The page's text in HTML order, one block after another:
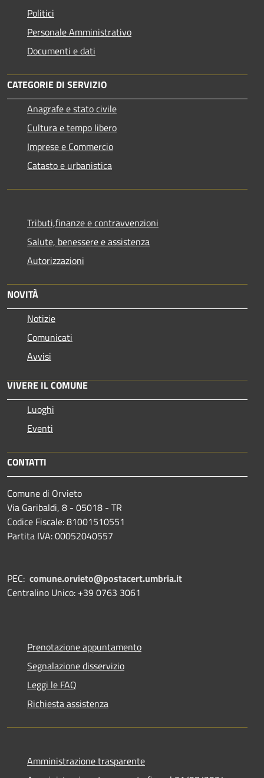
Politici
Personale Amministrativo
Documenti e dati
CATEGORIE DI SERVIZIO
Anagrafe e stato civile
Cultura e tempo libero
Imprese e Commercio
Catasto e urbanistica
Tributi,finanze e contravvenzioni
Salute, benessere e assistenza
Autorizzazioni
NOVITÀ
Notizie
Comunicati
Avvisi
VIVERE IL COMUNE
Luoghi
Eventi
CONTATTI
Comune di Orvieto
Via Garibaldi, 8 - 05018 - TR
Codice Fiscale: 81001510551
Partita IVA: 00052040557
PEC: comune.orvieto@postacert.umbria.it
Centralino Unico: +39 0763 3061
Prenotazione appuntamento
Segnalazione disservizio
Leggi le FAQ
Richiesta assistenza
Amministrazione trasparente